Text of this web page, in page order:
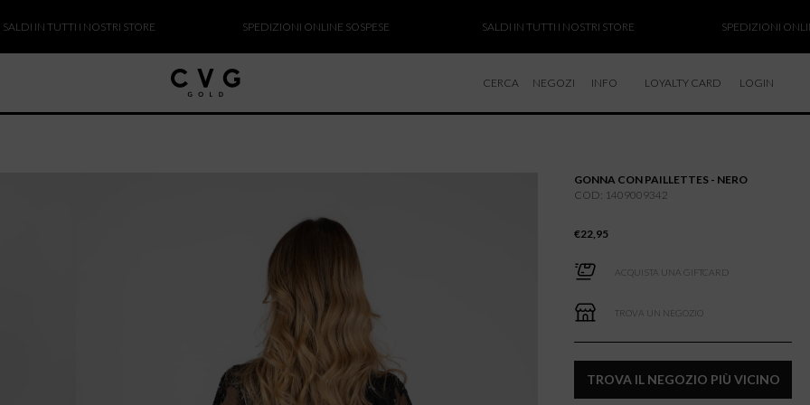
TUTTI I NOSTRI STORE SPEDIZIONI ONLINE SOSPESE SALDI IN TUTTI I NOSTRI STORE SPEDIZIONI ONLINE
CERCA NEGOZI INFO
RESI E RIMBORSI
LOYALTY CARD LOGIN
GONNA CON PAILLETTES - NERO
COD: 1409009342
€22,95
ACQUISTA UNA GIFTCARD
TROVA UN NEGOZIO
TROVA IL NEGOZIO PIÙ VICINO